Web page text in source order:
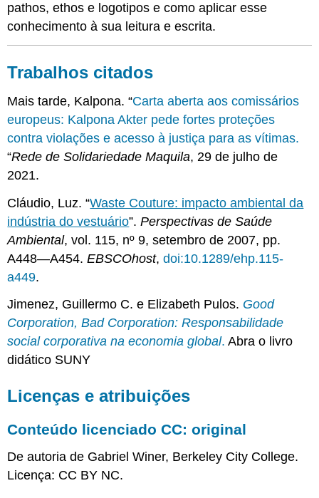
pathos, ethos e logotipos e como aplicar esse
conhecimento à sua leitura e escrita.
Trabalhos citados
Mais tarde, Kalpona. “Carta aberta aos comissários
europeus: Kalpona Akter pede fortes proteções
contra violações e acesso à justiça para as vítimas.
“Rede de Solidariedade Maquila, 29 de julho de
2021.
Cláudio, Luz. “Waste Couture: impacto ambiental da
indústria do vestuário”.Perspectivas de Saúde
Ambiental, vol. 115, nº 9, setembro de 2007, pp.
A448—A454.EBSCOhost,doi:10.1289/ehp.115-
a449.
Jimenez, Guillermo C. e Elizabeth Pulos. Good
Corporation, Bad Corporation: Responsabilidade
social corporativa na economia global.Abra o livro
didático SUNY
Licenças e atribuições
Conteúdo licenciado CC: original
De autoria de Gabriel Winer, Berkeley City College.
Licença: CC BY NC.